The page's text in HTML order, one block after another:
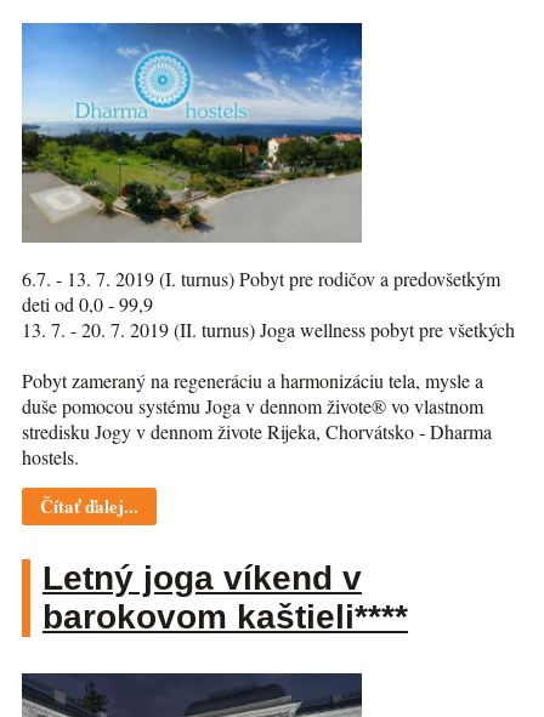
6.7. - 13. 7. 2019 (I. turnus) Pobyt pre rodičov a predovšetkým
deti od 0,0 - 99,9
13. 7. - 20. 7. 2019 (II. turnus) Joga wellness pobyt pre všetkých
Pobyt zameraný na regeneráciu a harmonizáciu tela, mysle a
duše pomocou systému Joga v dennom živote® vo vlastnom
stredisku Jogy v dennom živote Rijeka, Chorvátsko - Dharma
hostels.
Čítať ďalej...
Letný joga víkend v
barokovom kaštieli****